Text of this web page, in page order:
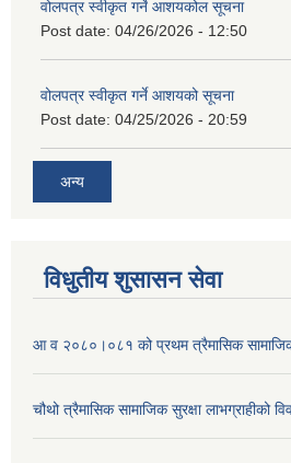
वोलपत्र स्वीकृत गर्ने आशयकोल सूचना
Post date: 04/26/2026 - 12:50
वोलपत्र स्वीकृत गर्ने आशयको सूचना
Post date: 04/25/2026 - 20:59
अन्य
विधुतीय शुसासन सेवा
आ व २०८०।०८१ को प्रथम त्रैमासिक सामाजिक
चौथो त्रैमासिक सामाजिक सुरक्षा लाभग्राहीको